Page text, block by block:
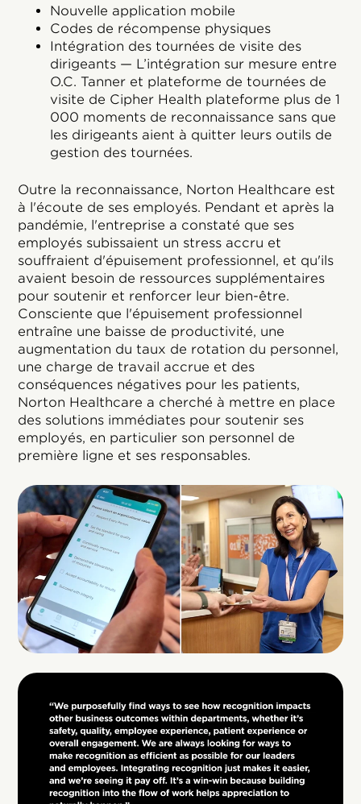
Nouvelle application mobile
Codes de récompense physiques
Intégration des tournées de visite des
dirigeants — L’intégration sur mesure entre
O.C. Tanner et plateforme de tournées de
visite de Cipher Health plateforme plus de 1
000 moments de reconnaissance sans que
les dirigeants aient à quitter leurs outils de
gestion des tournées.
Outre la reconnaissance, Norton Healthcare est
à l'écoute de ses employés. Pendant et après la
pandémie, l'entreprise a constaté que ses
employés subissaient un stress accru et
souffraient d'épuisement professionnel, et qu'ils
avaient besoin de ressources supplémentaires
pour soutenir et renforcer leur bien-être.
Consciente que l'épuisement professionnel
entraîne une baisse de productivité, une
augmentation du taux de rotation du personnel,
une charge de travail accrue et des
conséquences négatives pour les patients,
Norton Healthcare a cherché à mettre en place
des solutions immédiates pour soutenir ses
employés, en particulier son personnel de
première ligne et ses responsables.